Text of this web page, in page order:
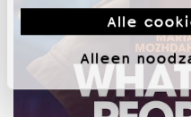
Alle
Alleen